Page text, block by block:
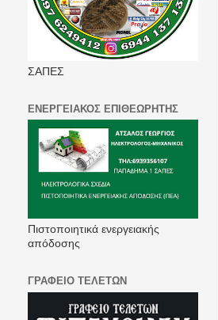
ΣΑΠΕΣ
ΕΝΕΡΓΕΙΑΚΟΣ ΕΠΙΘΕΩΡΗΤΗΣ
Πιστοποιητικά ενεργειακής
απόδοσης
ΓΡΑΦΕΙΟ ΤΕΛΕΤΩΝ